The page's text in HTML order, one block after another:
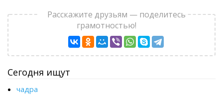
Расскажите друзьям — поделитесь
грамотностью!
Сегодня ищут
чадра